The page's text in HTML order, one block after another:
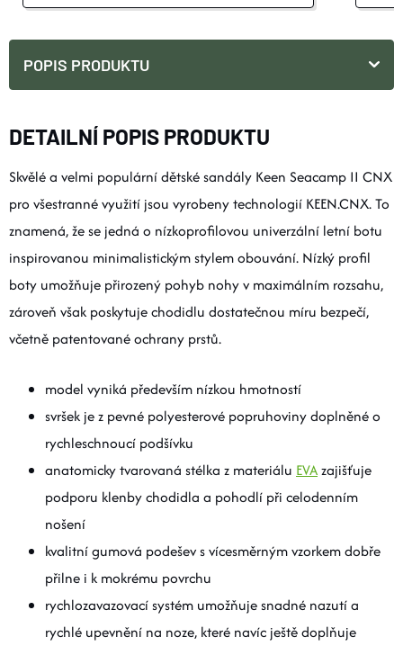
POPIS PRODUKTU
DETAILNÍ POPIS PRODUKTU
Skvělé a velmi populární dětské sandály Keen Seacamp II CNX
pro všestranné využití jsou vyrobeny technologií KEEN.CNX. To
znamená, že se jedná o nízkoprofilovou univerzální letní botu
inspirovanou minimalistickým stylem obouvání. Nízký profil
boty umožňuje přirozený pohyb nohy v maximálním rozsahu,
zároveň však poskytuje chodidlu dostatečnou míru bezpečí,
včetně patentované ochrany prstů.
model vyniká především nízkou hmotností
svršek je z pevné polyesterové popruhoviny doplněné o
rychleschnoucí podšívku
anatomicky tvarovaná stélka z materiálu EVAzajišťuje
podporu klenby chodidla a pohodlí při celodenním
nošení
kvalitní gumová podešev s vícesměrným vzorkem dobře
přilne i k mokrému povrchu
rychlozavazovací systém umožňuje snadné nazutí a
rychlé upevnění na noze, které navíc ještě doplňuje